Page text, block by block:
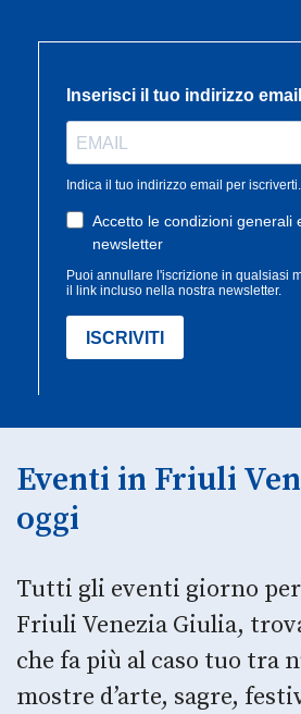
Eventi in Friuli
oggi
Tutti gli eventi giorno
Friuli Venezia Giulia,
che fa più al caso tuo tra
mostre d’arte, sagre,